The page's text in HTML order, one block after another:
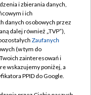
i zbierania danych,
i ich
danych osobowych przez
dalej również „TVP”),
Zaufanych
(w tym do
zainteresowań i
wskazujemy poniżej, a
PPID do Google.